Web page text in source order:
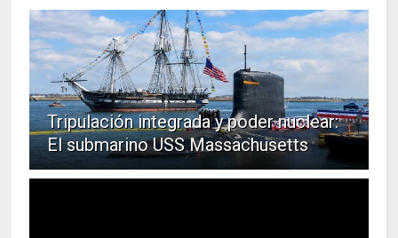
Tripulación integrada y poder nuclear:
El submarino USS Massachusetts